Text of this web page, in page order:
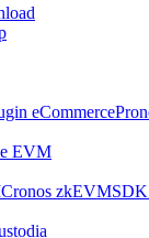
eCommerce
EVM
Cronos zkEVM